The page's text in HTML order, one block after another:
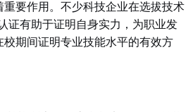
要作用。不少科技企业在选拔技术
证有助于证明自身实力，为职业发
期间证明专业技能水平的有效方